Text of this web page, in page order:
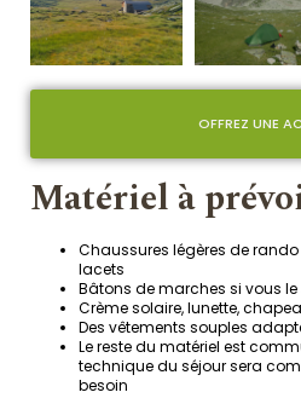
OFFREZ UNE
Matériel à
Chaussures légères de
lacets
Bâtons de marches si vous
Crème solaire, lunette,
Des vêtements souples
Le reste du matériel est
technique du séjour sera
besoin